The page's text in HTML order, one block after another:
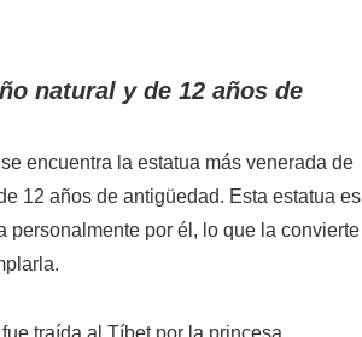
natural y de 12 años de
encuentra la estatua más venerada de
12 años de antigüedad. Esta estatua es
personalmente por él, lo que la convierte